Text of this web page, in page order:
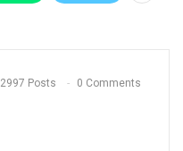
2997 Posts 0 Comments